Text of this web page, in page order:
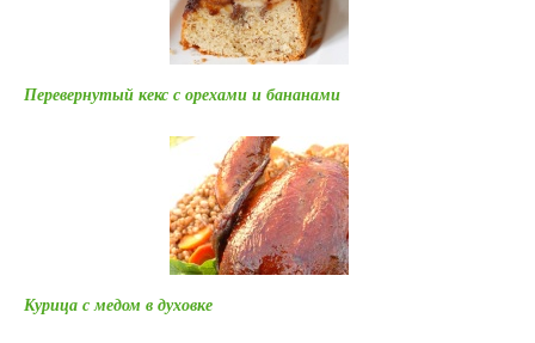
Перевернутый кекс с орехами и бананами
Курица с медом в духовке